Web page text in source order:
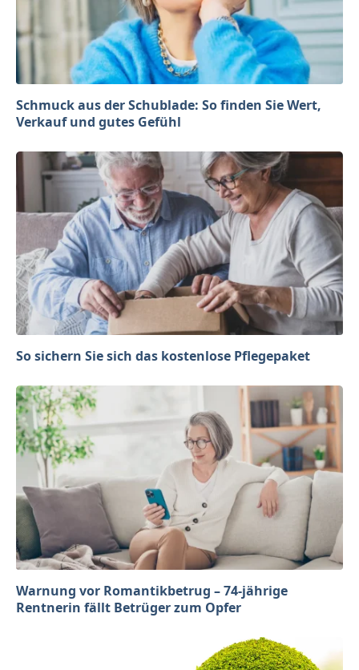
Schmuck aus der Schublade: So finden Sie Wert,
Verkauf und gutes Gefühl
So sichern Sie sich das kostenlose Pflegepaket
Warnung vor Romantikbetrug – 74-jährige
Rentnerin fällt Betrüger zum Opfer